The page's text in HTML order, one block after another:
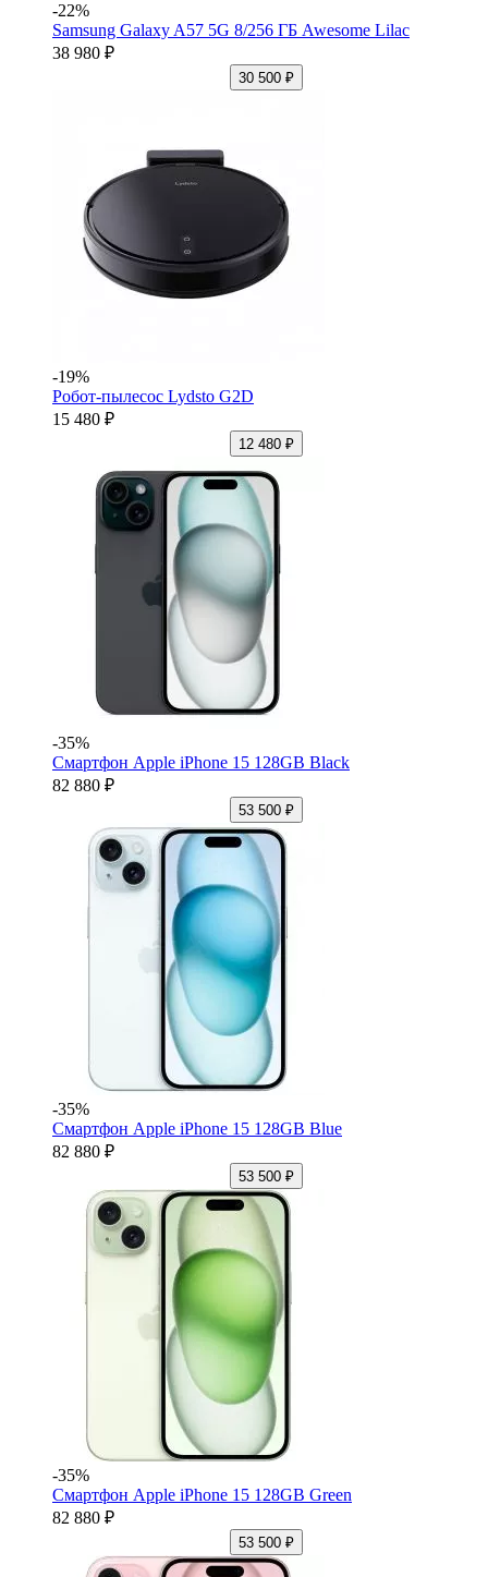
-22%
Samsung Galaxy A57 5G 8/256 ГБ Awesome Lilac
38 980 ₽
30 500 ₽
-19%
Робот-пылесос Lydsto G2D
15 480 ₽
12 480 ₽
-35%
Смартфон Apple iPhone 15 128GB Black
82 880 ₽
53 500 ₽
-35%
Смартфон Apple iPhone 15 128GB Blue
82 880 ₽
53 500 ₽
-35%
Смартфон Apple iPhone 15 128GB Green
82 880 ₽
53 500 ₽